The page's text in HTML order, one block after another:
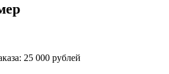
25 000 рублей